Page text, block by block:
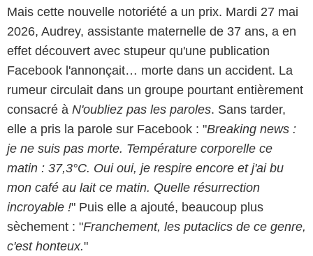
Mais cette nouvelle notoriété a un prix. Mardi 27 mai
2026, Audrey, assistante maternelle de 37 ans, a en
effet découvert avec stupeur qu'une publication
Facebook l'annonçait… morte dans un accident. La
rumeur circulait dans un groupe pourtant entièrement
consacré à N'oubliez pas les paroles. Sans tarder,
elle a pris la parole sur Facebook : "Breaking news :
je ne suis pas morte. Température corporelle ce
matin : 37,3°C. Oui oui, je respire encore et j'ai bu
mon café au lait ce matin. Quelle résurrection
incroyable !" Puis elle a ajouté, beaucoup plus
sèchement : "Franchement, les putaclics de ce genre,
c'est honteux."